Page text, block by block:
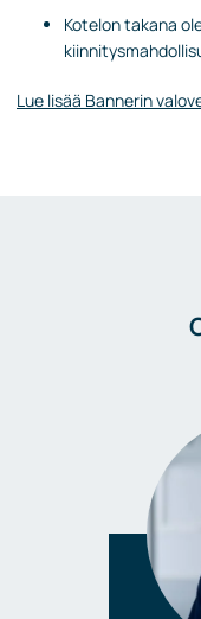
Kotelon takana
Lue lisää Bannerin